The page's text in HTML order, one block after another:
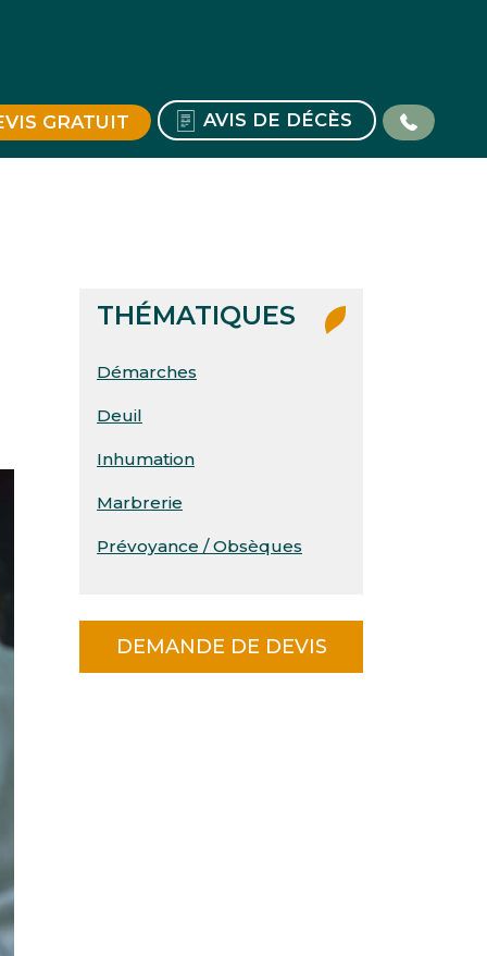
GRATUIT AVIS DE DÉCÈS
THÉMATIQUES
Démarches
Deuil
Inhumation
Marbrerie
Prévoyance / Obsèques
DEMANDE DE DEVIS